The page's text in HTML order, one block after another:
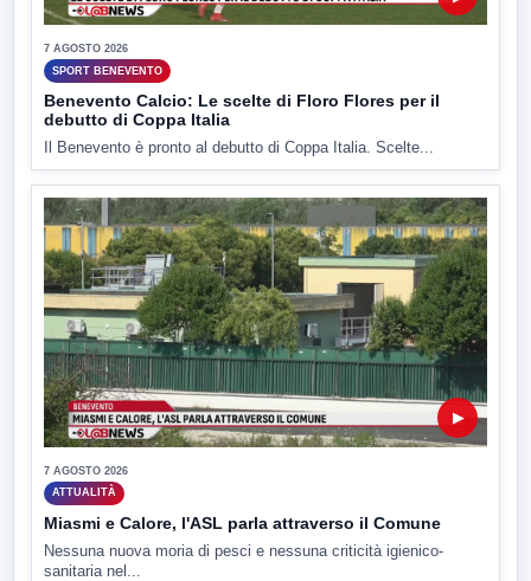
7 AGOSTO 2026
SPORT BENEVENTO
Benevento Calcio: Le scelte di Floro Flores per il
debutto di Coppa Italia
Il Benevento è pronto al debutto di Coppa Italia. Scelte...
▶
7 AGOSTO 2026
ATTUALITÀ
Miasmi e Calore, l'ASL parla attraverso il Comune
Nessuna nuova moria di pesci e nessuna criticità igienico-
sanitaria nel...